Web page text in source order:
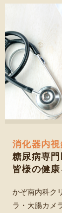
甲状腺疾患の
2025/09/24
新型コロナウ
2025/09/24
インフルエン
2025/09/24
インフルエン
2025/08/28
10月の副院長
2025/08/28
10月の臨時休
消化器内
糖尿病専
皆様の健
かぞ南内科ク
ラ・大腸カメ